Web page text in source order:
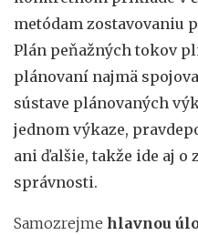
metódam zostavovaniu
Plán peňažných tokov
plánovaní najmä
sústave plánovaných
jednom výkaze,
ani ďalšie, takže ide aj o
správnosti.
Samozrejme hlavnou